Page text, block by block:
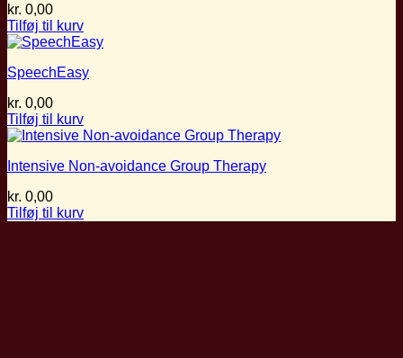
kr. 0,00
Tilføj til kurv
SpeechEasy
kr. 0,00
Tilføj til kurv
Intensive Non-avoidance Group Therapy
kr. 0,00
Tilføj til kurv